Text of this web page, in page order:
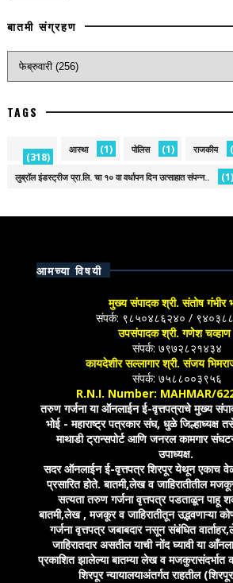
बातमी संग्रहण
TAGS
(318)
आस्था (1) पोलिस (1) राजकीय
लुब्रॉल इंडस्ट्रीज प्रा.लि. चा १० वा वर्धापन दिन उत्साहात संपन्न.. (1)
आमच्या विषयी
मुख्य संपादक श्री. संतोष गंभीर
संपर्क: ९८५०४८६२४० /
उपसंपादक श्री. गणेश चव्हाण
संपर्क: ७९७२८२१४३४
कायदेशीर सल्लागार श्री. संजय
संपर्क: ७५८८००३९५६
R.N.I. Number: MAHMAR/
तरुण गर्जना या ऑनलाईन ई-वृत्तपत्राचे मुख्य
भोई - महाराष्ट्र पत्रकार संघ, धुळे जिल्हाध्यक्ष
माथाडी ट्रान्सपोर्ट आणि जनरल कामगार
उपाध्यक्ष.
सदर ऑनलाईन ई-वृत्तपत्र शिरपूर येथून एकाच वेळी
प्रसारित होते. बातमी,लेख व जाहिरातीतील
सत्यता तरुण गर्जना वृत्तपत्र पडताळून पाहू
बातमी,लेख , मजकूर व जाहिरातीतून उद्भवणाऱ्या
गर्जना वृत्तपत्र जबाबदार नसून संबंधित
जाहिरातदार असतील याची नोंद घ्यावी या
प्रकाशित झालेल्या बातम्या लेख व मजकुरासंदर्भात
शिरपूर न्यायालयाअंतर्गत राहतील